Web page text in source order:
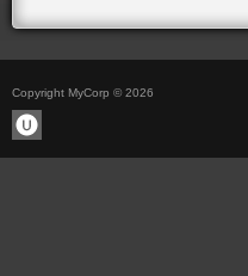
Copyright MyCorp © 2026